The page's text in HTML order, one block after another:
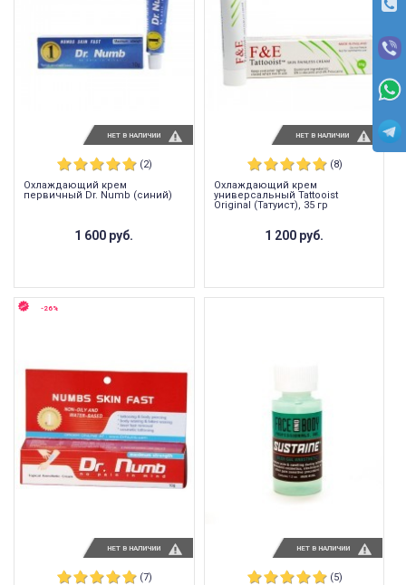
(2)
Охлаждающий крем
первичный Dr. Numb (синий)
1 600 руб.
НЕТ В НАЛИЧИИ
(8)
Охлаждающий крем
универсальный Tattooist
Original (Татуист), 35 гр
1 200 руб.
НЕТ В НАЛИЧИИ
(7)
НЕТ В НАЛИЧИИ
-26%
(5)
НЕТ В НАЛИЧИИ